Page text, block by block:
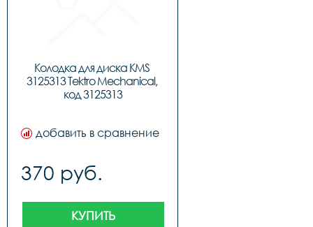
Колодка для диска KMS
3125313 Tektro Mechanical,
код 3125313
добавить в сравнение
370 руб.
КУПИТЬ